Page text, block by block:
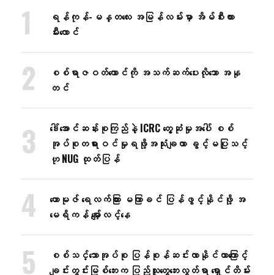
ရန်ကုန်-မန္တလေး အမြန်လမ်းမှာ အိမ်စီးကား
မီးလောင်
စစ်ရာဇဝတ်ကောင်ကို အသက်ဆက်ပေးလိုသော အနု
တင်
ဒေါ်အောင်ဆန်းစုကြည်နဲ့ ICRC တွေ့ဆုံမှုအပေါ် စစ်
အုပ်စုတရားဝင်မှုရဖို့အသုံးချတာ ခွင့်မပြုသင့်
ဟု NUG ထုတ်ပြန်
ဟောမုဇ် ရေလက်ကြား မကြာခင် ပြန်ဖွင့်နိုင်ဖို့ အ
မေရိကန် မျှော်လင့်နေ
စစ်သင်္ဘောအုပ်စု ပြန်စုန်ဆင်းလာနိုင်တာကြောင့်
ချင်းတွင်းမြစ်ဘေးက ပြည်သူတွေဘေးလွတ်ရာ ရှောင်တိမ်း